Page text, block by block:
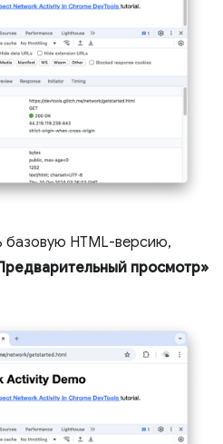
базовую HTML-версию,
просмотр»